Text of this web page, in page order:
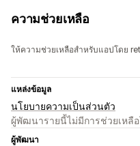
ความช่วยเหลือ
ให้ความช่วยเหลือสำหรับแอปโดย
แหล่งข้อมูล
นโยบายความเป็นส่วนตัว
ผู้พัฒนารายนี้ไม่มีการช่วยเหลื
ผู้พัฒนา